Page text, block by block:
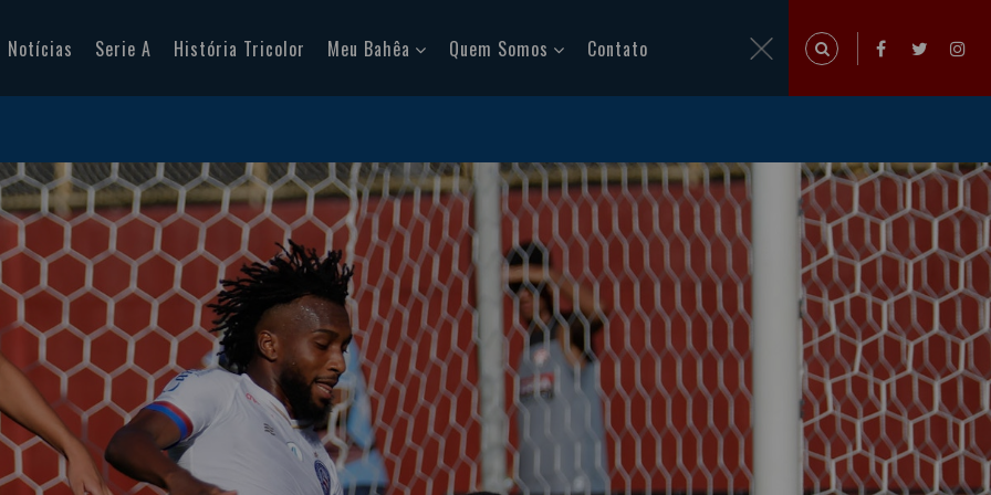
Notícias Serie A História Tricolor Meu Bahêa Quem Somos Contato